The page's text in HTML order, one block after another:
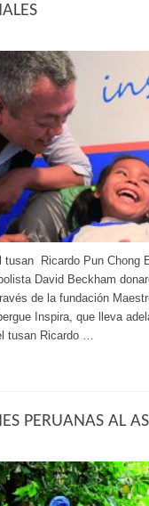
tusan Ricardo Pun Chong
David Beckham
de la fundación
Inspira, que lleva
tusan Ricardo …
PERUANAS AL